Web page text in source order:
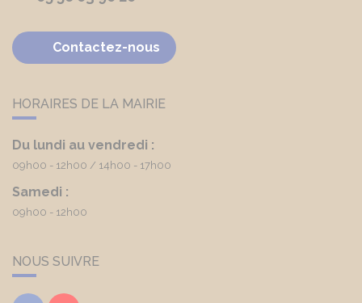
Contactez-nous
HORAIRES DE LA MAIRIE
Du lundi au vendredi :
09h00 - 12h00 14h00 - 17h00
Samedi :
09h00 - 12h00
NOUS SUIVRE